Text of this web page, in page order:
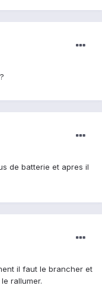
de batterie et apres il
il faut le brancher et
rallumer.